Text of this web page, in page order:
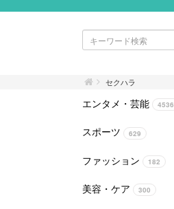
セクハラ
エンタメ・芸能 4536
スポーツ 629
ファッション 182
美容・ケア 300